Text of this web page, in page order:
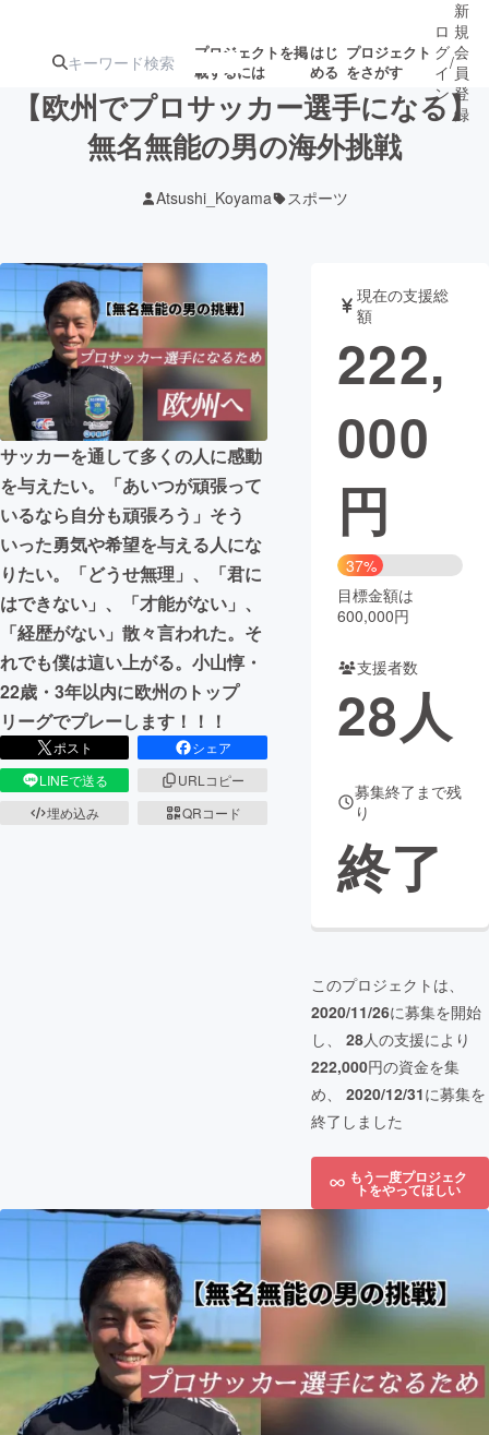
プロジェクトを掲
載するには
はじ
める
プロジェクト
をさがす
ジェクト
ロジェクト
アート・写真 音楽
テクノロジー・ガジェット ゲーム・サ
映像・映画
ビジネス・起業
まちづくり・地域活性化
CAMPFIRE for Social Good
CAMPFIRE Creation
CAMPFIREふるさと納税machi-ya コミュニティ
ロ
グ
イ
ン
/
新
規
会
員
登
録
【欧州でプロサッカー選手になる】
無名無能の男の海外挑戦
Atsushi_Koyama スポーツ
サッカーを通して多くの人に感動
を与えたい。「あいつが頑張って
いるなら自分も頑張ろう」そう
いった勇気や希望を与える人にな
りたい。「どうせ無理」、「君に
はできない」、「才能がない」、
「経歴がない」散々言われた。そ
れでも僕は這い上がる。小山惇・
22歳・3年以内に欧州のトップ
リーグでプレーします！！！
ポスト
シェア
LINEで送る
URLコピー
埋め込み
QRコード
現在の支援総
額
222,
000
円
37%
目標金額は
600,000円
支援者数
28人
募集終了まで残
り
終了
このプロジェクトは、
2020/11/26に募集を開始
し、 28人の支援により
222,000円の資金を集
め、 2020/12/31に募集を
終了しました
もう一度プロジェク
トをやってほしい